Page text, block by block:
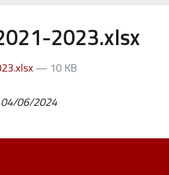
2023.xlsx
— 10 KB
04/06/2024